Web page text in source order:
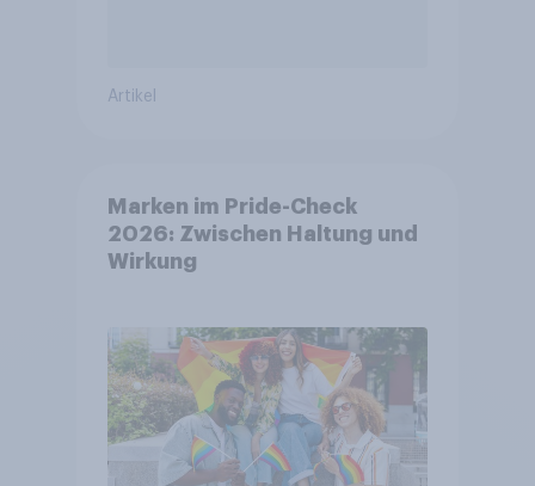
Artikel
Marken im Pride-Check
2026: Zwischen Haltung und
Wirkung